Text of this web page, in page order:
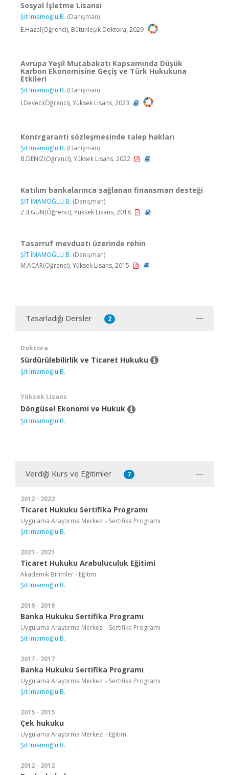
Sosyal İşletme Lisansı
Şit Imamoğlu B. (Danışman)
E.Hazal(Öğrenci), Bütünleşik Doktora, 2029
Avrupa Yeşil Mutabakatı Kapsamında Düşük
Karbon Ekonomisine Geçiş ve Türk Hukukuna
Etkileri
Şit İmamoğlu B. (Danışman)
İ.Deveci(Öğrenci), Yüksek Lisans, 2023
Kontrgaranti sözleşmesinde talep hakları
Şit Imamoğlu B. (Danışman)
B.DENİZ(Öğrenci), Yüksek Lisans, 2022
Katılım bankalarınca sağlanan finansman desteği
ŞİT İMAMOĞLU B. (Danışman)
Z.İLGÜN(Öğrenci), Yüksek Lisans, 2018
Tasarruf mevduatı üzerinde rehin
ŞİT İMAMOĞLU B. (Danışman)
M.ACAR(Öğrenci), Yüksek Lisans, 2015
Tasarladığı Dersler 2
Doktora
Sürdürülebilirlik ve Ticaret Hukuku
Şit İmamoğlu B.
Yüksek Lisans
Döngüsel Ekonomi ve Hukuk
Şit Imamoğlu B.
Verdiği Kurs ve Eğitimler 7
2012 - 2022
Ticaret Hukuku Sertifika Programı
Uygulama Araştırma Merkezi - Sertifika Programı
Şit Imamoğlu B.
2021 - 2021
Ticaret Hukuku Arabuluculuk Eğitimi
Akademik Birimler - Eğitim
Şit İmamoğlu B.
2019 - 2019
Banka Hukuku Sertifika Programı
Uygulama Araştırma Merkezi - Sertifika Programı
Şit Imamoğlu B.
2017 - 2017
Banka Hukuku Sertifika Programı
Uygulama Araştırma Merkezi - Sertifika Programı
Şit İmamoğlu B.
2015 - 2015
Çek hukuku
Uygulama Araştırma Merkezi - Eğitim
Şit İmamoğlu B.
2012 - 2012